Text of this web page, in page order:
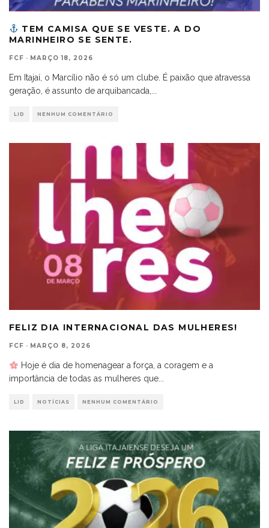
TEM CAMISA QUE SE VESTE. A DO
MARINHEIRO SE SENTE.
FCF · MARÇO 18, 2026
Em Itajaí, o Marcílio não é só um clube. É paixão que atravessa
geração, é assunto de arquibancada,
LID NENHUM COMENTÁRIO
FELIZ DIA INTERNACIONAL DAS MULHERES!
FCF · MARÇO 8, 2026
Hoje é dia de homenagear a força, a coragem e a
importância de todas as mulheres que...
LID NOTÍCIAS NENHUM COMENTÁRIO